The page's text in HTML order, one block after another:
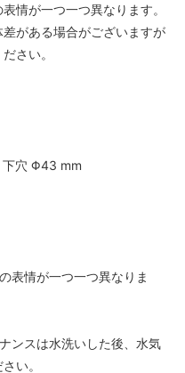
情が一つ一つ異なります。
がある場合がございますが
さい。
下穴 Φ43 mm
表情が一つ一つ異なりま
ンスは水洗いした後、水気
い。